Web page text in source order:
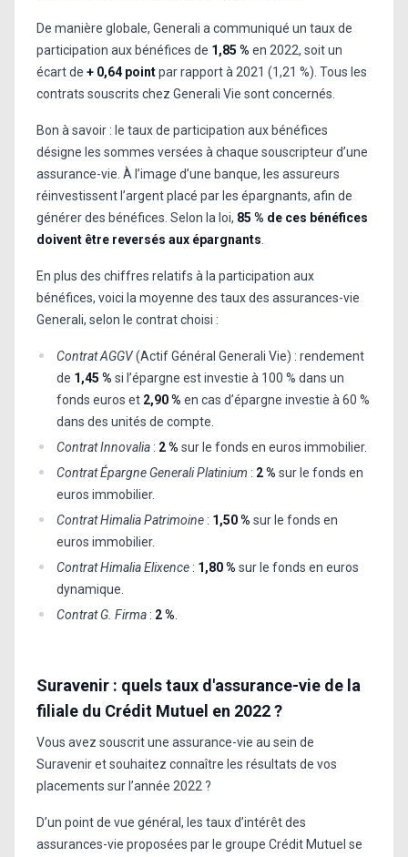
De manière globale, Generali a communiqué un taux de
participation aux bénéfices de 1,85 % en 2022, soit un
écart de + 0,64 pointpar rapport à 2021 (1,21 %). Tous les
contrats souscrits chez Generali Vie sont concernés.
Bon à savoir : le taux de participation aux bénéfices
désigne les sommes versées à chaque souscripteur d’une
assurance-vie. À l’image d’une banque, les assureurs
réinvestissent l’argent placé par les épargnants, afin de
générer des bénéfices. Selon la loi, 85 % de ces bénéfices
doivent être reversés aux épargnants
En plus des chiffres relatifs à la participation aux
bénéfices, voici la moyenne des taux des assurances-vie
Generali, selon le contrat choisi :
Contrat AGGV(Actif Général Generali Vie) : rendement
de 1,45 % si l’épargne est investie à 100 % dans un
fonds euros et 2,90 % en cas d’épargne investie à 60 %
dans des unités de compte.
Contrat Innovalia : 2 % sur le fonds en euros immobilier.
Contrat Épargne Generali Platinium : 2 % sur le fonds en
euros immobilier.
Contrat Himalia Patrimoine : 1,50 % sur le fonds en
euros immobilier.
Contrat Himalia Elixence : 1,80 % sur le fonds en euros
dynamique.
Contrat G. Firma : 2 %
Suravenir : quels taux d'assurance-vie de la
filiale du Crédit Mutuel en 2022 ?
Vous avez souscrit une assurance-vie au sein de
Suravenir et souhaitez connaître les résultats de vos
placements sur l’année 2022 ?
D’un point de vue général, les taux d’intérêt des
assurances-vie proposées par le groupe Crédit Mutuel se